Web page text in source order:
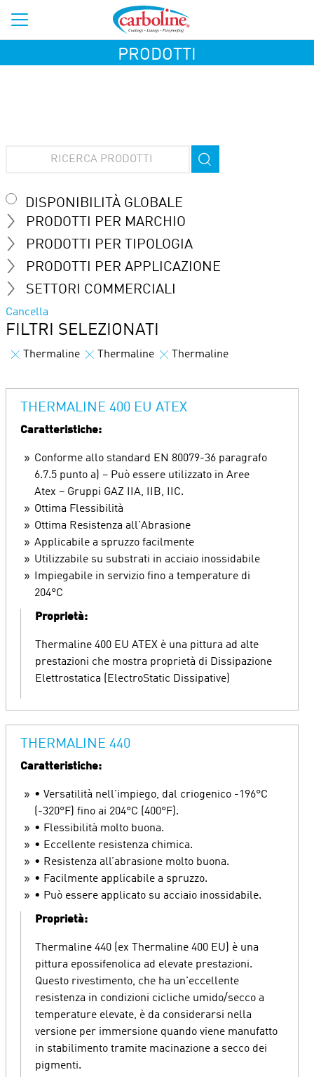
PRODOTTI
DISPONIBILITÀ GLOBALE
PRODOTTI PER MARCHIO
PRODOTTI PER TIPOLOGIA
PRODOTTI PER APPLICAZIONE
SETTORI COMMERCIALI
Cancella
FILTRI SELEZIONATI
Thermaline Thermaline Thermaline
THERMALINE 400 EU ATEX
Caratteristiche:
Conforme allo standard EN 80079-36 paragrafo
6.7.5 punto a) – Può essere utilizzato in Aree
Atex – Gruppi GAZ IIA, IIB, IIC.
Ottima Flessibilità
Ottima Resistenza all'Abrasione
Applicabile a spruzzo facilmente
Utilizzabile su substrati in acciaio inossidabile
Impiegabile in servizio fino a temperature di
204°C
Proprietà:
Thermaline 400 EU ATEX è una pittura ad alte
prestazioni che mostra proprietà di Dissipazione
Elettrostatica (ElectroStatic Dissipative)
THERMALINE 440
Caratteristiche:
• Versatilità nell'impiego, dal criogenico -196°C
(-320°F) fino ai 204°C (400°F).
• Flessibilità molto buona.
• Eccellente resistenza chimica.
• Resistenza all’abrasione molto buona.
• Facilmente applicabile a spruzzo.
• Può essere applicato su acciaio inossidabile.
Proprietà:
Thermaline 440 (ex Thermaline 400 EU) è una
pittura epossifenolica ad elevate prestazioni.
Questo rivestimento, che ha un'eccellente
resistenza in condizioni cicliche umido/secco a
temperature elevate, è da considerarsi nella
versione per immersione quando viene manufatto
in stabilimento tramite macinazione a secco dei
pigmenti.